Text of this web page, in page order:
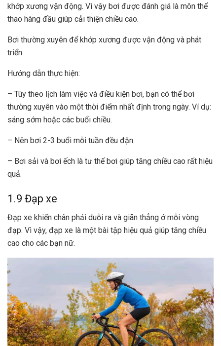
khớp xương vận động. Vì vậy bơi được đánh giá là môn thể
thao hàng đầu giúp cải thiện chiều cao.
Bơi thường xuyên để khớp xương được vận động và phát
triển
Hướng dẫn thực hiện:
– Tùy theo lịch làm việc và điều kiện bơi, bạn có thể bơi
thường xuyên vào một thời điểm nhất định trong ngày. Ví dụ:
sáng sớm hoặc các buổi chiều.
– Nên bơi 2-3 buổi mỗi tuần đều đặn.
– Bơi sải và bơi ếch là tư thế bơi giúp tăng chiều cao rất hiệu
quả.
1.9 Đạp xe
Đạp xe khiến chân phải duỗi ra và giãn thẳng ở mỗi vòng
đạp. Vì vậy, đạp xe là một bài tập hiệu quả giúp tăng chiều
cao cho các bạn nữ.